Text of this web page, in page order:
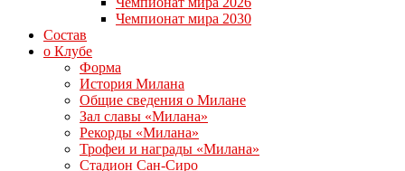
Чемпионат мира 2030
Состав
о Клубе
Форма
История Милана
Общие сведения о Милане
Зал славы «Милана»
Рекорды «Милана»
Трофеи и награды «Милана»
Стадион Сан-Сиро